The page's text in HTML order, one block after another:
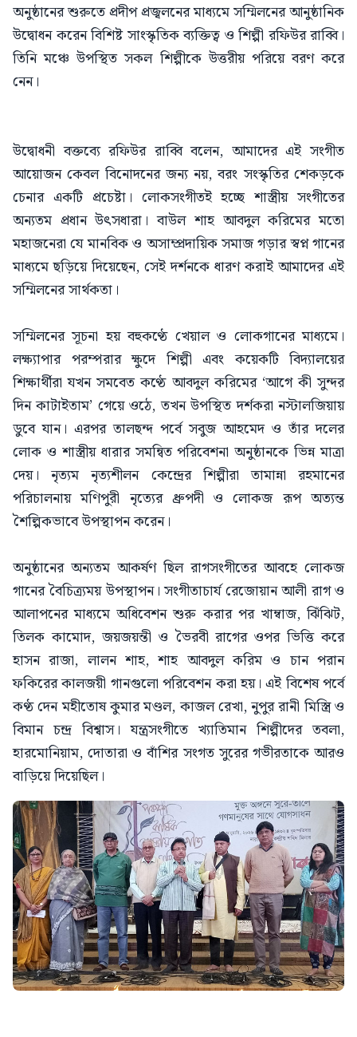
অনুষ্ঠানের শুরুতে প্রদীপ প্রজ্বলনের মাধ্যমে সম্মিলনের আনুষ্ঠানিক
উদ্বোধন করেন বিশিষ্ট সাংস্কৃতিক ব্যক্তিত্ব ও শিল্পী রফিউর রাব্বি।
তিনি মঞ্চে উপস্থিত সকল শিল্পীকে উত্তরীয় পরিয়ে বরণ করে
নেন।
উদ্বোধনী বক্তব্যে রফিউর রাব্বি বলেন, আমাদের এই সংগীত
আয়োজন কেবল বিনোদনের জন্য নয়, বরং সংস্কৃতির শেকড়কে
চেনার একটি প্রচেষ্টা। লোকসংগীতই হচ্ছে শাস্ত্রীয় সংগীতের
অন্যতম প্রধান উৎসধারা। বাউল শাহ আবদুল করিমের মতো
মহাজনেরা যে মানবিক ও অসাম্প্রদায়িক সমাজ গড়ার স্বপ্ন গানের
মাধ্যমে ছড়িয়ে দিয়েছেন, সেই দর্শনকে ধারণ করাই আমাদের এই
সম্মিলনের সার্থকতা।
সম্মিলনের সূচনা হয় বহুকণ্ঠে খেয়াল ও লোকগানের মাধ্যমে।
লক্ষ্যাপার পরম্পরার ক্ষুদে শিল্পী এবং কয়েকটি বিদ্যালয়ের
শিক্ষার্থীরা যখন সমবেত কণ্ঠে আবদুল করিমের ‘আগে কী সুন্দর
দিন কাটাইতাম’ গেয়ে ওঠে, তখন উপস্থিত দর্শকরা নস্টালজিয়ায়
ডুবে যান। এরপর তালছন্দ পর্বে সবুজ আহমেদ ও তাঁর দলের
লোক ও শাস্ত্রীয় ধারার সমন্বিত পরিবেশনা অনুষ্ঠানকে ভিন্ন মাত্রা
দেয়। নৃত্যম নৃত্যশীলন কেন্দ্রের শিল্পীরা তামান্না রহমানের
পরিচালনায় মণিপুরী নৃত্যের ধ্রুপদী ও লোকজ রূপ অত্যন্ত
শৈল্পিকভাবে উপস্থাপন করেন।
অনুষ্ঠানের অন্যতম আকর্ষণ ছিল রাগসংগীতের আবহে লোকজ
গানের বৈচিত্র্যময় উপস্থাপন। সংগীতাচার্য রেজোয়ান আলী রাগ ও
আলাপনের মাধ্যমে অধিবেশন শুরু করার পর খাম্বাজ, ঝিঁঝিট,
তিলক কামোদ, জয়জয়ন্তী ও ভৈরবী রাগের ওপর ভিত্তি করে
হাসন রাজা, লালন শাহ, শাহ আবদুল করিম ও চান পরান
ফকিরের কালজয়ী গানগুলো পরিবেশন করা হয়। এই বিশেষ পর্বে
কণ্ঠ দেন মহীতোষ কুমার মণ্ডল, কাজল রেখা, নুপুর রানী মিস্ত্রি ও
বিমান চন্দ্র বিশ্বাস। যন্ত্রসংগীতে খ্যাতিমান শিল্পীদের তবলা,
হারমোনিয়াম, দোতারা ও বাঁশির সংগত সুরের গভীরতাকে আরও
বাড়িয়ে দিয়েছিল।